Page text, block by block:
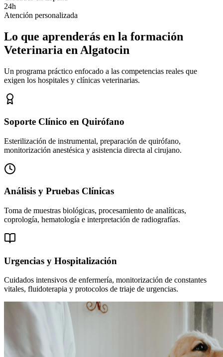
24h
Atención personalizada
Lo que aprenderás en la formación
Veterinaria en Algatocin
Un programa práctico enfocado a las competencias reales que
exigen los hospitales y clínicas veterinarias.
Soporte Clínico en Quirófano
Esterilización de instrumental, preparación de quirófano,
monitorización anestésica y asistencia directa al cirujano.
Análisis y Pruebas Clínicas
Toma de muestras biológicas, procesamiento de analíticas,
coprología, hematología e interpretación de radiografías.
Urgencias y Hospitalización
Cuidados intensivos de enfermería, monitorización de constantes
vitales, fluidoterapia y protocolos de triaje de urgencias.